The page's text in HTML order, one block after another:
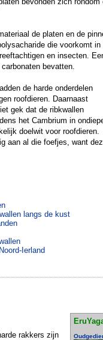
de platen en de
die voorkomt in
en insecten.
bevatten.
de harde onderdelen
roofdieren. Daarnaast
gek dat de ribkwallen
het Cambrium in
doelwit voor roofdieren.
aan al die foefjes, want
langs de kust
Ierland
rakkers zijn